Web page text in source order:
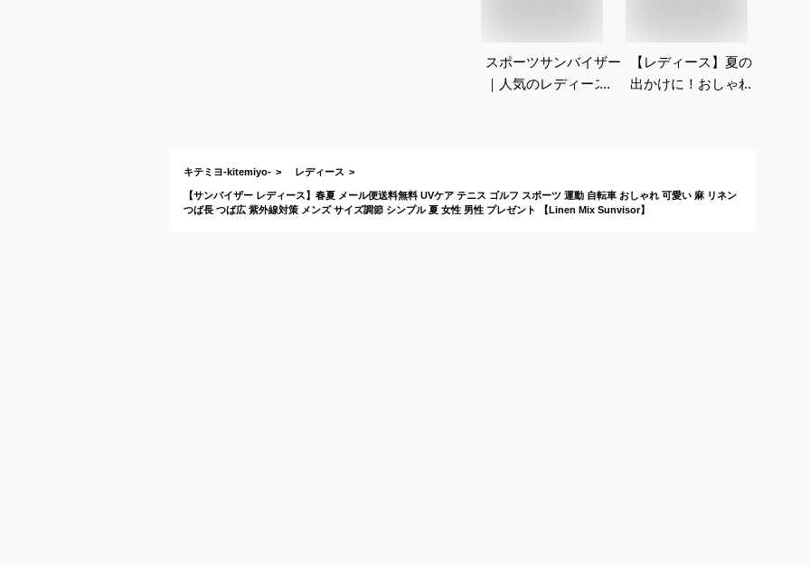
スポーツサンバイザー
｜人気のレディースブ
【レディース】夏のお
出かけに！おしゃれな
キテミヨ-kitemiyo- レディース
【サンバイザー レディース】春夏 メール便送料無料 UVケア テニス ゴルフ スポーツ 運動 自転車 おしゃれ 可愛い 麻 リネン
つば長 つば広 紫外線対策 メンズ サイズ調節 シンプル 夏 女性 男性 プレゼント 【Linen Mix Sunvisor】